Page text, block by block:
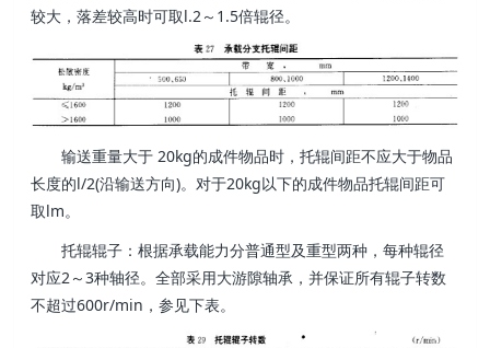
较大，落差较高时可取l.2～1.5倍辊径。
输送重量大于 20kg的成件物品时，托辊间距不应大于物品
长度的l/2(沿输送方向)。对于20kg以下的成件物品托辊间距可
取lm。
托辊辊子：根据承载能力分普通型及重型两种，每种辊径
对应2～3种轴径。全部采用大游隙轴承，并保证所有辊子转数
不超过600r/min，参见下表。